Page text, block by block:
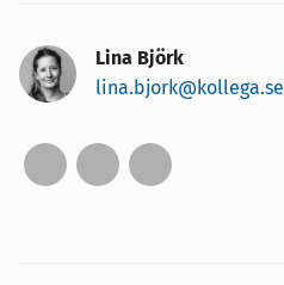
Lina Björk
lina.bjork@kollega.se